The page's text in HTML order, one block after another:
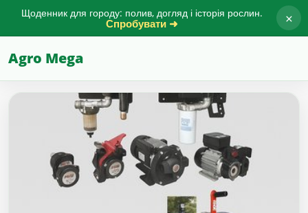
Щоденник для городу: полив, догляд і історія рослин.
Спробувати ➜ ×
Agro Mega